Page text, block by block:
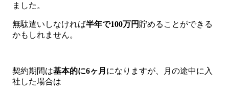
ました。
無駄遣いしなければ半年で100万円 貯めることができる
かもしれません。
契約期間は基本的に6ヶ月 になりますが、月の途中に入
社した場合は